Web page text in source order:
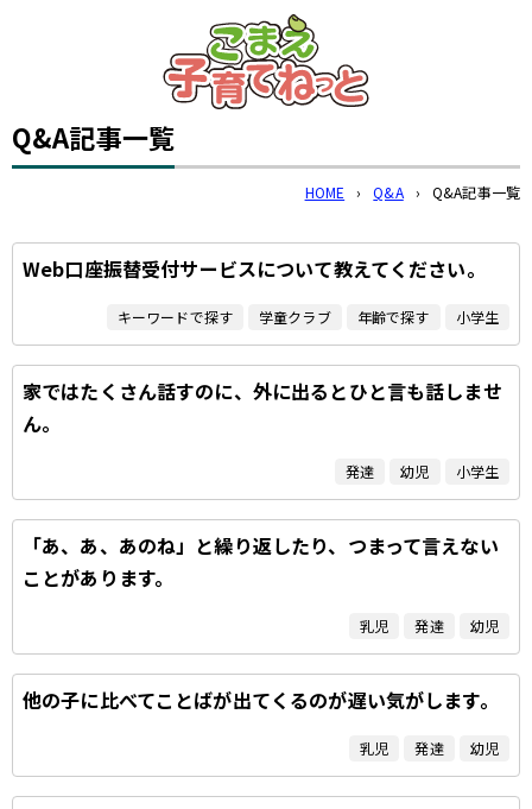
このページの本文へ
Q&A記事一覧
HOME › Q&A › Q&A記事一覧
Web口座振替受付サービスについて教えてください。
キーワードで探す 学童クラブ 年齢で探す 小学生
家ではたくさん話すのに、外に出るとひと言も話しませ
ん。
発達 幼児 小学生
「あ、あ、あのね」と繰り返したり、つまって言えない
ことがあります。
乳児 発達 幼児
他の子に比べてことばが出てくるのが遅い気がします。
乳児 発達 幼児